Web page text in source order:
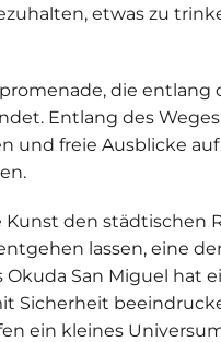
etwas zu
, die entlang
Entlang des
und freie Ausblicke
den städtischen
lassen, eine
San Miguel hat
Sicherheit
ein kleines